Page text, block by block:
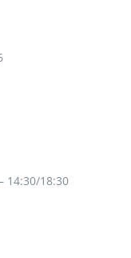
14:30/18:30